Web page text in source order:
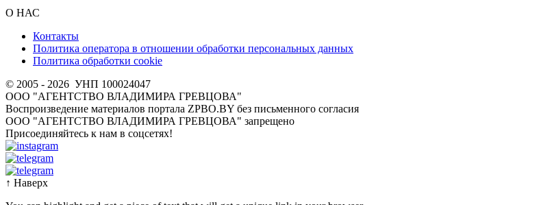
О НАС
Контакты
Политика оператора в отношении обработки персональных данных
Политика обработки cookie
© 2005 - 2026 УНП 100024047
ООО "АГЕНТСТВО ВЛАДИМИРА ГРЕВЦОВА"
Воспроизведение материалов портала ZPBO.BY без письменного согласия
OOO "АГЕНТСТВО ВЛАДИМИРА ГРЕВЦОВА" запрещено
Присоединяйтесь к нам в соцсетях!
↑ Наверх